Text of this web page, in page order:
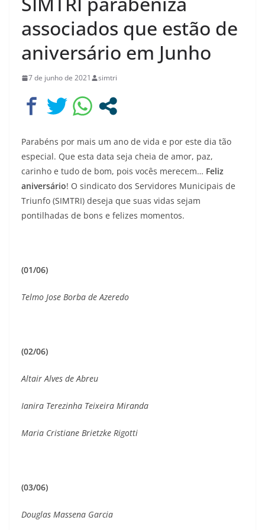
associados que estão de
aniversário em Junho
7 de junho de 2021 simtri
Parabéns por mais um ano de vida e por este dia tão
especial. Que esta data seja cheia de amor, paz,
carinho e tudo de bom, pois vocês merecem… Feliz
aniversário! O sindicato dos Servidores Municipais de
Triunfo (SIMTRI) deseja que suas vidas sejam
pontilhadas de bons e felizes momentos.
(01/06)
Telmo Jose Borba de Azeredo
(02/06)
Altair Alves de Abreu
Ianira Terezinha Teixeira Miranda
Maria Cristiane Brietzke Rigotti
(03/06)
Douglas Massena Garcia